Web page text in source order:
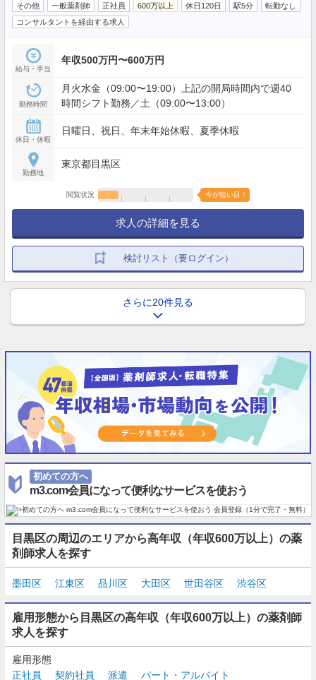
その他 一般薬剤師 正社員 600万以上 休日120日 駅5分
転勤なし
コンサルタントを経由する求人
給与・手当
年収500万円〜600万円
勤務時間
月火水金（09:00〜19:00）上記の開局時間内で週40
時間シフト勤務／土（09:00〜13:00）
休日・休暇
日曜日、祝日、年末年始休暇、夏季休暇
勤務地
東京都目黒区
閲覧状況 今が狙い目！
求人の詳細を見る
検討リスト（要ログイン）
さらに20件見る
初めての方へ
m3.com会員になって便利なサービスを使おう
目黒区の周辺のエリアから高年収（年収600万以上）の薬
剤師求人を探す
墨田区 江東区 品川区 大田区 世田谷区 渋谷区
雇用形態から目黒区の高年収（年収600万以上）の薬剤師
求人を探す
雇用形態
正社員
契約社員 派遣 パート・アルバイト